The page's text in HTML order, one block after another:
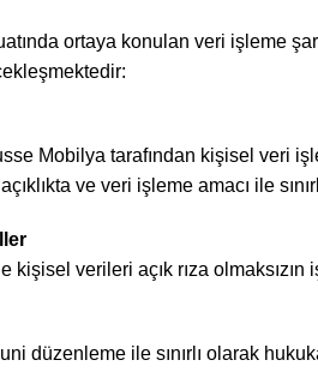
ortaya konulan veri işleme
Mobilya tarafından kişisel
ve veri işleme amacı ile
verileri açık rıza olmaksızın
düzenleme ile sınırlı olarak